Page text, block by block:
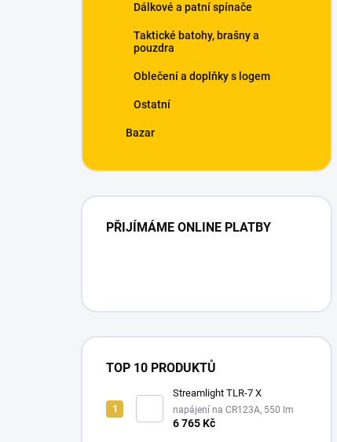
Dálkové a patní spínače
Taktické batohy, brašny a
pouzdra
Oblečení a doplňky s logem
Ostatní
Bazar
PŘIJÍMÁME ONLINE PLATBY
TOP 10 PRODUKTŮ
Streamlight TLR-7 X
napájení na CR123A, 550 lm
6 765 Kč